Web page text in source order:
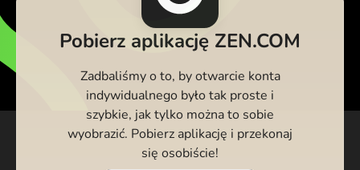
Pobierz aplikację ZEN.COM
Zadbaliśmy o to, by otwarcie konta
indywidualnego było tak proste i
szybkie, jak tylko można to sobie
wyobrazić. Pobierz aplikację i przekonaj
się osobiście!